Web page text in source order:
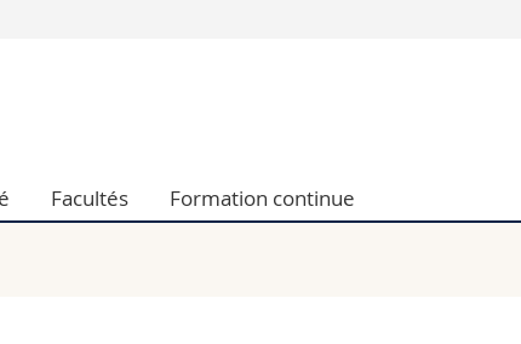
humaines
et de la formation
Collaborateurs
Facultés Formation continue